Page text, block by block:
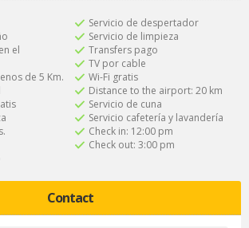
el
de 5 Km.
Servicio de despertador
Servicio de limpieza
Transfers pago
TV por cable
Wi-Fi gratis
Distance to the airport: 20 km
Servicio de cuna
Servicio cafetería y lavandería
Check in: 12:00 pm
Check out: 3:00 pm
Contact